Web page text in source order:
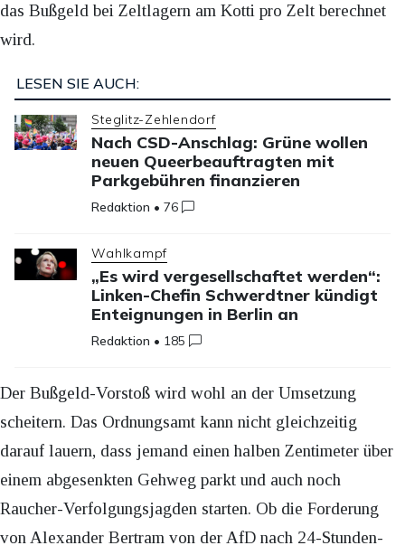
das Bußgeld bei Zeltlagern am Kotti pro Zelt berechnet
wird.
LESEN SIE AUCH:
Steglitz-Zehlendorf
Nach CSD-Anschlag: Grüne wollen
neuen Queerbeauftragten mit
Parkgebühren finanzieren
Redaktion •76
Wahlkampf
„Es wird vergesellschaftet werden“:
Linken-Chefin Schwerdtner kündigt
Enteignungen in Berlin an
Redaktion • 185
Der Bußgeld-Vorstoß wird wohl an der Umsetzung
scheitern. Das Ordnungsamt kann nicht gleichzeitig
darauf lauern, dass jemand einen halben Zentimeter über
einem abgesenkten Gehweg parkt und auch noch
Raucher-Verfolgungsjagden starten. Ob die Forderung
von Alexander Bertram von der AfD nach 24-Stunden-